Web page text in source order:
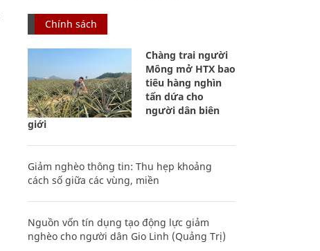
Chính sách
Chàng trai người
Mông mở HTX bao
tiêu hàng nghìn
tấn dứa cho
người dân biên
giới
Giảm nghèo thông tin: Thu hẹp khoảng
cách số giữa các vùng, miền
Nguồn vốn tín dụng tạo động lực giảm
nghèo cho người dân Gio Linh (Quảng Trị)